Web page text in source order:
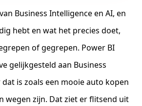
Business Intelligence en AI, en
hebt en wat het precies doet,
of gegrepen. Power BI
gelijkgesteld aan Business
is zoals een mooie auto kopen
wegen zijn. Dat ziet er flitsend uit